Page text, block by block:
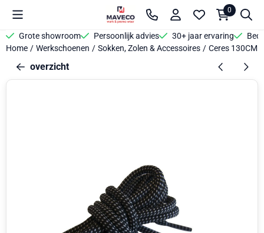
Cookievoorkeuren zijn beschikbaar. Kies instellingen of sta alle
0
Grote showroom Persoonlijk advies 30+ jaar ervaring
Home / Werkschoenen / Sokken, Zolen & Accessoires / Ceres 130CM
overzicht